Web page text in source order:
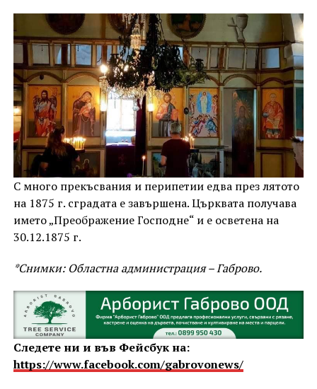
С много прекъсвания и перипетии едва през лятото
на 1875 г. сградата е завършена. Църквата получава
името „Преображение Господне“ и е осветена на
30.12.1875 г.
*Снимки: Областна администрация – Габрово.
Следете ни и във Фейсбук на:
https://www.facebook.com/gabrovonews/